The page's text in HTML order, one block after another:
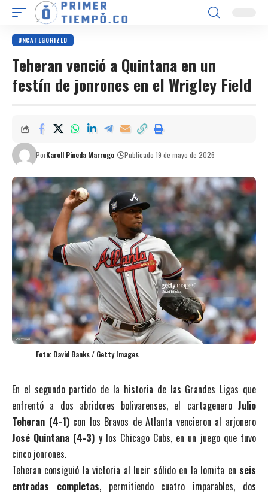
UNCATEGORIZED
Teheran venció a Quintana en un
festín de jonrones en el Wrigley Field
PorKaroll Pineda Marrugo Publicado 19 de mayo de 2026
Foto: David Banks / Getty Images
En el segundo partido de la historia de las Grandes Ligas que
enfrentó a dos abridores bolivarenses, el cartagenero Julio
Teheran (4-1)con los Bravos de Atlanta vencieron al arjonero
José Quintana (4-3) y los Chicago Cubs, en un juego que tuvo
cinco jonrones.
Teheran consiguió la victoria al lucir sólido en la lomita en seis
entradas completas, permitiendo cuatro imparables, dos